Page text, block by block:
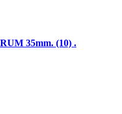
35mm. (10) .